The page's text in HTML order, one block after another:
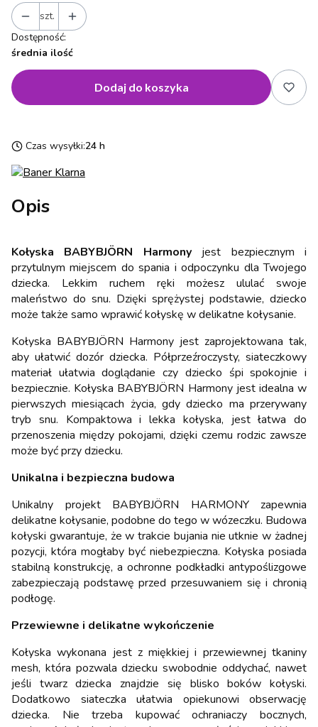
szt.
Dostępność:
średnia ilość
Dodaj do koszyka
Czas wysyłki:24 h
Opis
Kołyska BABYBJÖRN Harmonyjest bezpiecznym i
przytulnym miejscem do spania i odpoczynku dla Twojego
dziecka. Lekkim ruchem ręki możesz ululać swoje
maleństwo do snu. Dzięki sprężystej podstawie, dziecko
może także samo wprawić kołyskę w delikatne kołysanie.
Kołyska BABYBJÖRN Harmony jest zaprojektowana tak,
aby ułatwić dozór dziecka. Półprzeźroczysty, siateczkowy
materiał ułatwia doglądanie czy dziecko śpi spokojnie i
bezpiecznie. Kołyska BABYBJÖRN Harmony jest idealna w
pierwszych miesiącach życia, gdy dziecko ma przerywany
tryb snu. Kompaktowa i lekka kołyska, jest łatwa do
przenoszenia między pokojami, dzięki czemu rodzic zawsze
może być przy dziecku.
Unikalna i bezpieczna budowa
Unikalny projekt BABYBJÖRN HARMONY zapewnia
delikatne kołysanie, podobne do tego w wózeczku. Budowa
kołyski gwarantuje, że w trakcie bujania nie utknie w żadnej
pozycji, która mogłaby być niebezpieczna. Kołyska posiada
stabilną konstrukcję, a ochronne podkładki antypoślizgowe
zabezpieczają podstawę przed przesuwaniem się i chronią
podłogę.
Przewiewne i delikatne wykończenie
Kołyska wykonana jest z miękkiej i przewiewnej tkaniny
mesh, która pozwala dziecku swobodnie oddychać, nawet
jeśli twarz dziecka znajdzie się blisko boków kołyski.
Dodatkowo siateczka ułatwia opiekunowi obserwację
dziecka. Nie trzeba kupować ochraniaczy bocznych,